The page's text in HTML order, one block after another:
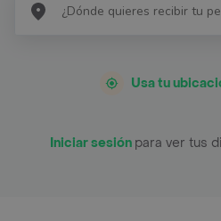
Usa tu
Iniciar sesión para ver tus